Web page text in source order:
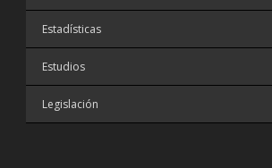
Estadísticas
Estudios
Legislación